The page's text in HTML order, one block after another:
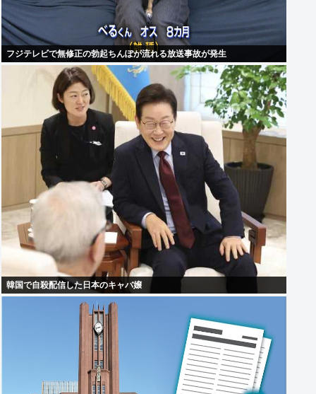
フジテレビで無修正の勃起ちんぽが流れる放送事故が発生
韓国で自殺配信した日本のキャバ嬢